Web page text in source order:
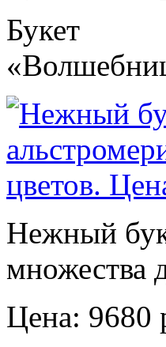
Букет
Нежный
множества
Цена: 9680